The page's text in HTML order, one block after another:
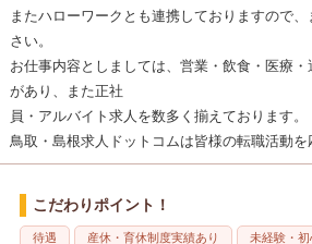
またハローワークとも連携しておりますので
さい。
お仕事内容としましては、営業・飲食・医療
があり、また正社
員・アルバイト求人を数多く揃えております。
鳥取・島根求人ドットコムは皆様の転職活動を
こだわりポイント！
待遇 産休・育休制度実績あり 未経験・